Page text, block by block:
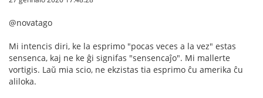
@novatago
Mi intencis diri, ke la esprimo "pocas veces a la vez" estas
sensenca, kaj ne ke ĝi signifas "sensencaĵo". Mi mallerte
vortigis. Laŭ mia scio, ne ekzistas tia esprimo ĉu amerika ĉu
aliloka.